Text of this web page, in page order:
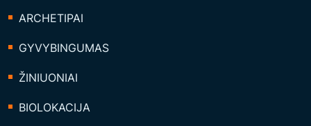
ARCHETIPAI
GYVYBINGUMAS
ŽINIUONIAI
BIOLOKACIJA